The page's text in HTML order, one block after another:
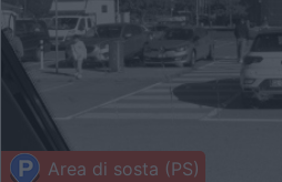
Area di sosta (PS)